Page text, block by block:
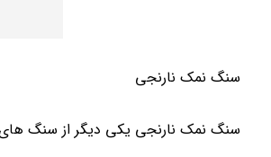
سنگ نمک نارنجی
سنگ نمک نارنجی یکی دیگر از سنگ